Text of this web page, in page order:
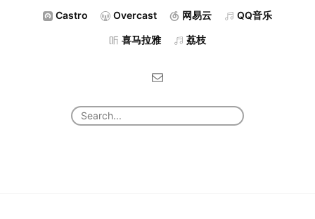
Castro Overcast 网易云 QQ音乐
喜马拉雅 荔枝